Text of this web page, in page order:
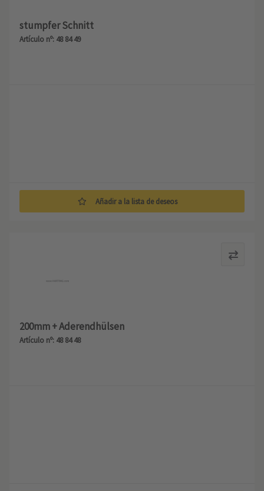
stumpfer Schnitt
Artículo nº: 48 84 49
Añadir a la lista de deseos
200mm + Aderendhülsen
Artículo nº: 48 84 48